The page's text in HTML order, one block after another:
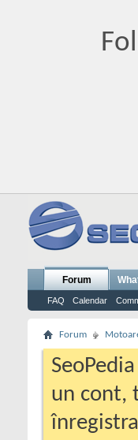
Forum
FAQ Calendar
Forum
un cont,